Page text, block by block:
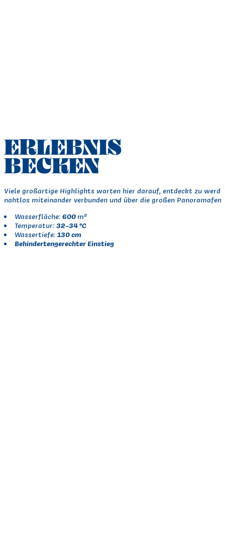
ERLEBNIS
BECKEN
Viele großartige Highlights warten hier darauf, entdeckt zu
nahtlos miteinander verbunden und über die großen
Wasserfläche: 600 m²
Temperatur: 32–34 °C
Wassertiefe: 130 cm
Behindertengerechter Einstieg